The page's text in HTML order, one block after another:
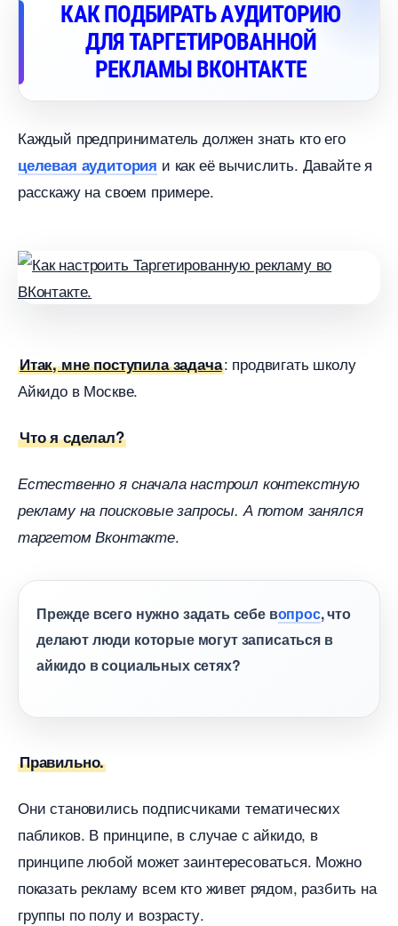
КАК ПОДБИРАТЬ АУДИТОРИЮ
ДЛЯ ТАРГЕТИРОВАННОЙ
РЕКЛАМЫ ВКОНТАКТЕ
Каждый предприниматель должен знать кто его
целевая аудитория и как её вычислить. Давайте я
расскажу на своем примере.
Итак, мне поступила задача: продвигать школу
Айкидо в Москве.
Что я сделал?
Естественно я сначала настроил контекстную
рекламу на поисковые запросы. А потом занялся
таргетом Вконтакте.
Прежде всего нужно задать себеопрос, что
делают люди которые могут записаться
айкидо в социальных сетях?
Правильно.
Они становились подписчиками тематических
пабликов. В принципе, в случае с айкидо,
принципе любой может заинтересоваться. Можно
показать рекламу всем кто живет рядом, разбить на
руппы по полу и возрасту.